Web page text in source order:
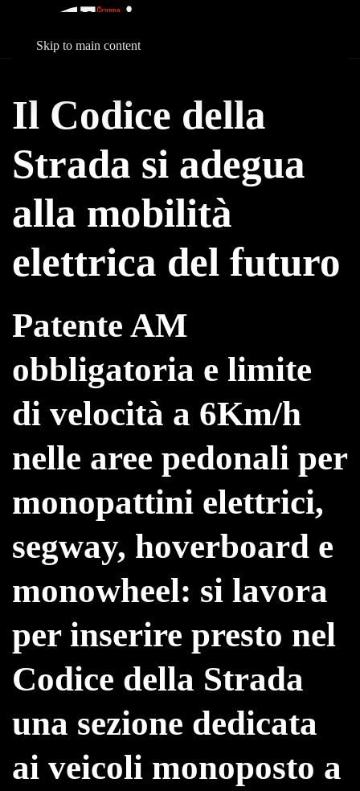
Skip to main content
Il Codice della
Strada si adegua
alla mobilità
elettrica del futuro
Patente AM
obbligatoria e limite
di velocità a 6Km/h
nelle aree pedonali per
monopattini elettrici,
segway, hoverboard e
monowheel: si lavora
per inserire presto nel
Codice della Strada
una sezione dedicata
ai veicoli monoposto a